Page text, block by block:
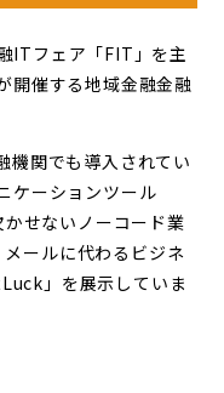
ITフェア「FIT」を主
開催する地域金融金融
機関でも導入されてい
ケーションツール
せないノーコード業
ールに代わるビジネ
」を展示していま